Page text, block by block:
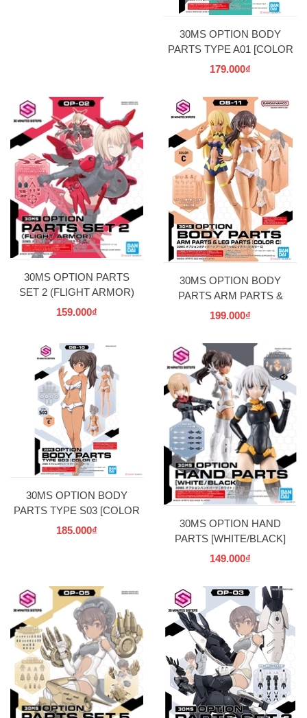
30MS OPTION BODY
PARTS TYPE A01 [COLOR
B] BANDAI
179.000₫
30MS OPTION PARTS
SET 2 (FLIGHT ARMOR)
159.000₫
30MS OPTION BODY
PARTS ARM PARTS &
LEG PARTS [COLOR C]
199.000₫
30MS OPTION BODY
PARTS TYPE S03 [COLOR
C]
185.000₫
30MS OPTION HAND
PARTS [WHITE/BLACK]
149.000₫